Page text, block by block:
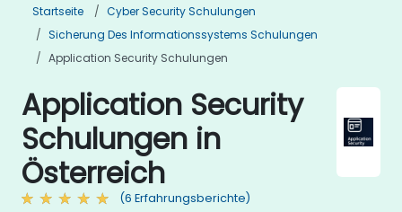
Startseite
Cyber Security Schulungen
Sicherung Des Informationssystems Schulungen
Application Security Schulungen
Application Security
Schulungen in
Österreich
(6 Erfahrungsberichte)